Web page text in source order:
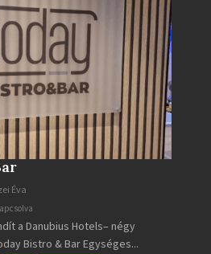
Éva
a Danubius Hotels– négy
Bistro & Bar Egységes...